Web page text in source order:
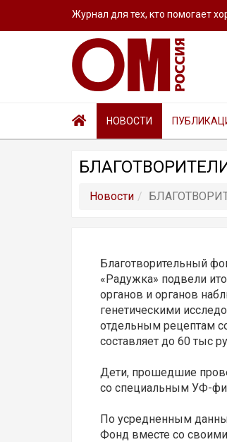
Журнал для тех, кто помогает
НОВОСТИ
Новости
Благотворительный
«Радужка» подвели
органов и органов
генетическими
отдельным рецептам
составляет до 60 тыс
Дети, прошедшие
со специальным УФ-
По усредненным
Фонд вместе со